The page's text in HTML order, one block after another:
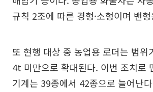
규칙 2조에 따른 경형·소형이며 밴
또 현행 대상 중 농업용 로더는 범위
4t 미만으로 확대된다. 이번 조치로
기계는 39종에서 42종으로 늘어난